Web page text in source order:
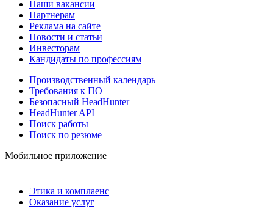
Наши вакансии
Партнерам
Реклама на сайте
Новости и статьи
Инвесторам
Кандидаты по профессиям
Производственный календарь
Требования к ПО
Безопасный HeadHunter
HeadHunter API
Поиск работы
Поиск по резюме
Мобильное приложение
Этика и комплаенс
Оказание услуг